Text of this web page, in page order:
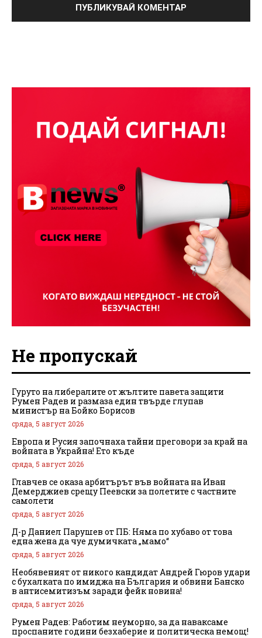
Не пропускай
Гуруто на либералите от жълтите павета защити
Румен Радев и размаза един твърде глупав
министър на Бойко Борисов
сряда, 5 август 2026
Европа и Русия започнаха тайни преговори за край на
войната в Украйна! Ето къде
сряда, 5 август 2026
Главчев се оказа арбитърът във войната на Иван
Демерджиев срещу Пеевски за полетите с частните
самолети
сряда, 5 август 2026
Д-р Даниел Парушев от ПБ: Няма по хубаво от това
една жена да чуе думичката „мамо“
сряда, 5 август 2026
Необявеният от никого кандидат Андрей Гюров удари
с бухалката по имиджа на България и обвини Банско
в антисемитизъм заради фейк новина!
сряда, 5 август 2026
Румен Радев: Работим неуморно, за да наваксаме
проспаните години безхаберие и политическа немощ!